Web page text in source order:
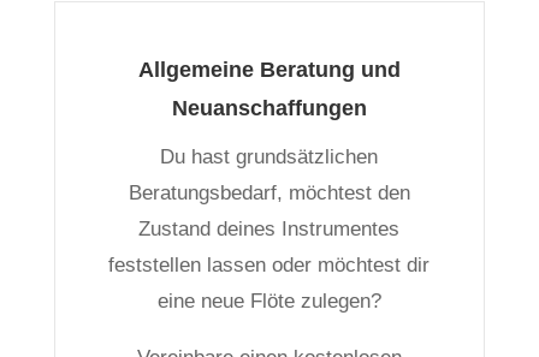
Allgemeine Beratung und
Neuanschaffungen
Du hast grundsätzlichen
Beratungsbedarf, möchtest den
Zustand deines Instrumentes
feststellen lassen oder möchtest dir
eine neue Flöte zulegen?